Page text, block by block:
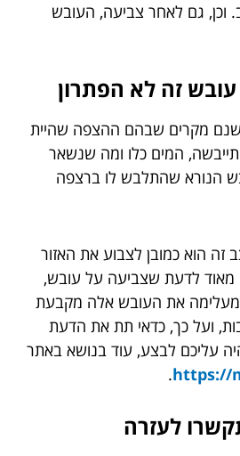
וכן, גם לאחר צביעה, העובש
זה לא הפתרון
מקרים שבהם ההצפה שהיית
המים כלו ומה שנשאר
הנורא שהתלבש לו ברצפה
זה הוא כמובן לצבוע את האזור
מאוד לדעת שצביעה על עובש,
מעלימה את העובש אלה מקבעת
ועל כך, כדאי תת את הדעת
עליכם לבצע, עוד בנושא באתר
https://
.
לעזרה